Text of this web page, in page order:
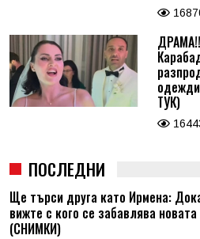
ТУК)
ПОСЛЕДНИ
Ще търси друга като Ирмена:
вижте с кого се забавлява
(СНИМКИ)